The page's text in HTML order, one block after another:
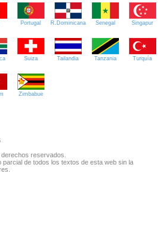
Portugal R.Dominicana Senegal Singapur
Suiza Tailandia Tanzania Turquía
Zimbabue
reservados.
de todos los textos de esta web sin la